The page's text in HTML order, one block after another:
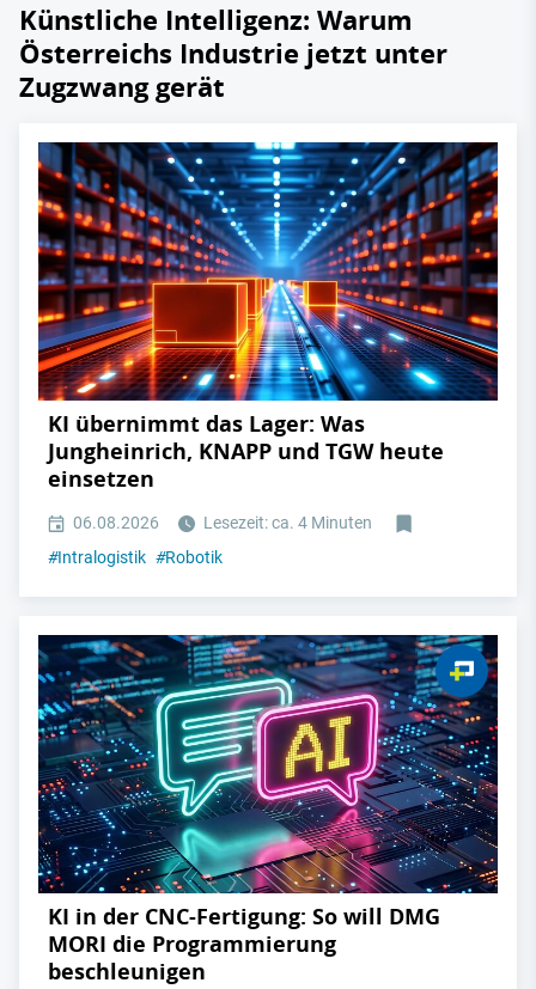
Künstliche Intelligenz: Warum
Österreichs Industrie jetzt unter
Zugzwang gerät
KI übernimmt das Lager: Was
Jungheinrich, KNAPP und TGW heute
einsetzen
06.08.2026
Lesezeit: ca. 4 Minuten
#Intralogistik #Robotik
KI in der CNC-Fertigung: So will DMG
MORI die Programmierung
beschleunigen